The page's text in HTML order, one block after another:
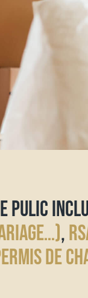
PULIC
,
DE